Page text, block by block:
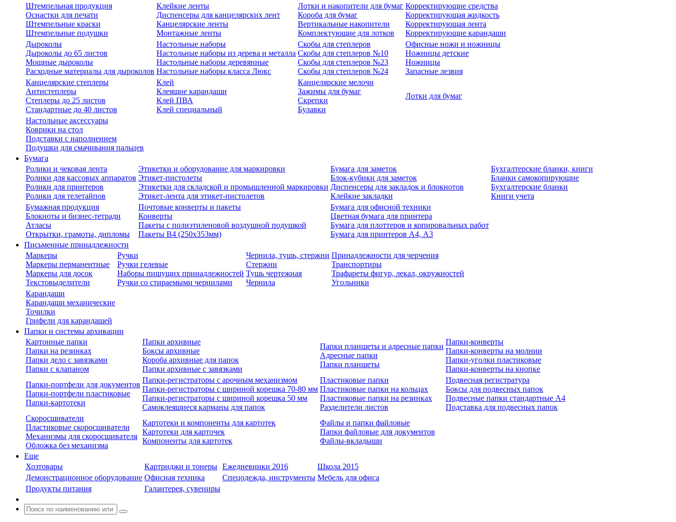
Штемпельная продукция
Оснастки для печати
Штемпельные краски
Штемпельные подушки
Клейкие ленты
Диспенсеры для канцелярских лент
Канцелярские ленты
Монтажные ленты
Лотки и накопители для бумаг
Короба для бумаг
Вертикальные накопители
Комплектующие для лотков
Корректирующие средства
Корректирующая жидкость
Корректирующая лента
Корректирующие карандаши
Дыроколы
Дыроколы до 65 листов
Мощные дыроколы
Расходные материалы для дыроколов
Настольные наборы
Настольные наборы из дерева и металла
Настольные наборы деревянные
Настольные наборы класса Люкс
Скобы для степлеров
Скобы для степлеров №10
Скобы для степлеров №23
Скобы для степлеров №24
Офисные ножи и ножницы
Ножницы детские
Ножницы
Запасные лезвия
Канцелярские степлеры
Антистеплеры
Степлеры до 25 листов
Стандартные до 40 листов
Клей
Клеящие карандаши
Клей ПВА
Клей специальный
Канцелярские мелочи
Зажимы для бумаг
Скрепки
Булавки
Лотки для бумаг
Настольные аксессуары
Коврики на стол
Подставки с наполнением
Подушки для смачивания пальцев
Бумага
Ролики и чековая лента
Ролики для кассовых аппаратов
Ролики для принтеров
Ролики для телетайпов
Этикетки и оборудование для маркировки
Этикет-пистолеты
Этикетки для складской и промышленной маркировки
Этикет-лента для этикет-пистолетов
Бумага для заметок
Блок-кубики для заметок
Диспенсеры для закладок и блокнотов
Клейкие закладки
Бухгалтерские бланки, книги
Бланки самокопирующие
Бухгалтерские бланки
Книги учета
Бумажная продукция
Блокноты и бизнес-тетради
Атласы
Открытки, грамоты, дипломы
Почтовые конверты и пакеты
Конверты
Пакеты с полиэтиленовой воздушной подушкой
Пакеты В4 (250х353мм)
Бумага для офисной техники
Цветная бумага для принтера
Бумага для плоттеров и копировальных работ
Бумага для принтеров А4, А3
Письменные принадлежности
Маркеры
Маркеры перманентные
Маркеры для досок
Текстовыделители
Ручки
Ручки гелевые
Наборы пишущих принадлежностей
Ручки со стираемыми чернилами
Чернила, тушь, стержни
Стержни
Тушь чертежная
Чернила
Принадлежности для черчения
Транспортиры
Трафареты фигур, лекал, окружностей
Угольники
Карандаши
Карандаши механические
Точилки
Грифели для карандашей
Папки и системы архивации
Картонные папки
Папки на резинках
Папки дело с завязками
Папки с клапаном
Папки архивные
Боксы архивные
Короба архивные для папок
Папки архивные с завязками
Папки планшеты и адресные папки
Адресные папки
Папки планшеты
Папки-конверты
Папки-конверты на молнии
Папки-уголки пластиковые
Папки-конверты на кнопке
Папки-портфели для документов
Папки-портфели пластиковые
Папки-картотеки
Папки-регистраторы с арочным механизмом
Папки-регистраторы с шириной корешка 70-80 мм
Папки-регистраторы с шириной корешка 50 мм
Самоклеящиеся карманы для папок
Пластиковые папки
Пластиковые папки на кольцах
Пластиковые папки на резинках
Разделители листов
Подвесная регистратура
Боксы для подвесных папок
Подвесные папки стандартные А4
Подставка для подвесных папок
Скоросшиватели
Пластиковые скоросшиватели
Механизмы для скоросшивателя
Обложка без механизма
Картотеки и компоненты для картотек
Картотеки для карточек
Компоненты для картотек
Файлы и папки файловые
Папки файловые для документов
Файлы-вкладыши
Еще
Хозтовары
Картриджи и тонеры Ежедневники 2016
Школа 2015
Демонстрационное оборудование Офисная техника Спецодежда, инструменты Мебель для офиса
Продукты питания
Галантерея, сувениры